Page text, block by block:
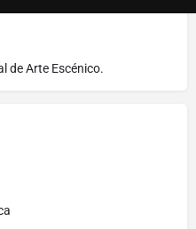
de Arte Escénico.